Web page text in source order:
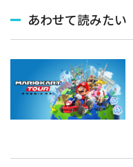
あわせて読みたい